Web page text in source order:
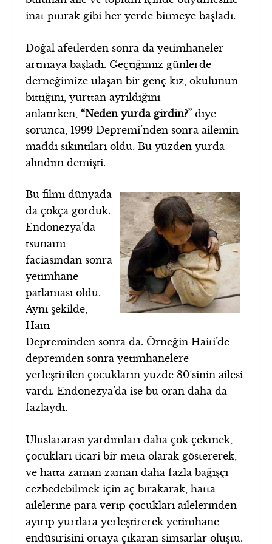
inat pıtırak gibi her yerde bitmeye başladı.
Doğal afetlerden sonra da yetimhaneler
artmaya başladı. Geçtiğimiz günlerde
derneğimize ulaşan bir genç kız, okulunun
bittiğini, yurttan ayrıldığını
anlatırken, “Neden yurda girdin?” diye
sorunca, 1999 Depremi’nden sonra ailemin
maddi sıkıntıları oldu. Bu yüzden yurda
alındım demişti.
Bu filmi dünyada
da çokça gördük.
Endonezya’da
tsunami
faciasından sonra
yetimhane
patlaması oldu.
Aynı şekilde,
Haiti
Depreminden sonra da. Örneğin Haiti’de
depremden sonra yetimhanelere
yerleştirilen çocukların yüzde 80’sinin ailesi
vardı. Endonezya’da ise bu oran daha da
fazlaydı.
Uluslararası yardımları daha çok çekmek,
çocukları ticari bir meta olarak göstererek,
ve hatta zaman zaman daha fazla bağışçı
cezbedebilmek için aç bırakarak, hatta
ailelerine para verip çocukları ailelerinden
ayırıp yurtlara yerleştirerek yetimhane
endüstrisini ortaya çıkaran simsarlar oluştu.